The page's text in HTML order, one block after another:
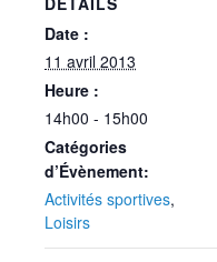
Date :
11 avril 2013
Heure :
14h00 - 15h00
Catégories
d’Évènement:
Activités sportives,
Loisirs